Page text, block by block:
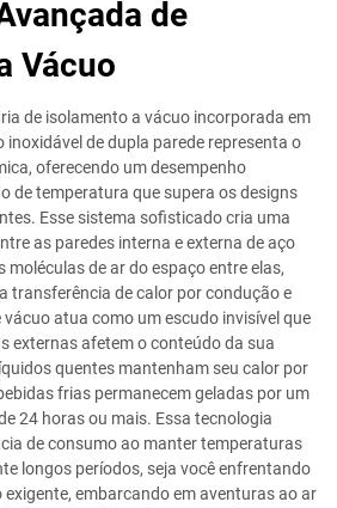
de
Vácuo
de isolamento a vácuo incorporada em
de dupla parede representa o
oferecendo um desempenho
de temperatura que supera os designs
Esse sistema sofisticado cria uma
as paredes interna e externa de aço
moléculas de ar do espaço entre elas,
transferência de calor por condução e
atua como um escudo invisível que
externas afetem o conteúdo da sua
quentes mantenham seu calor por
frias permanecem geladas por um
24 horas ou mais. Essa tecnologia
de consumo ao manter temperaturas
longos períodos, seja você enfrentando
embarcando em aventuras ao ar